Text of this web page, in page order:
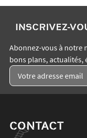
INSCRIVEZ-
Abonnez-vous à notre
bons plans, actualités,
CONTACT